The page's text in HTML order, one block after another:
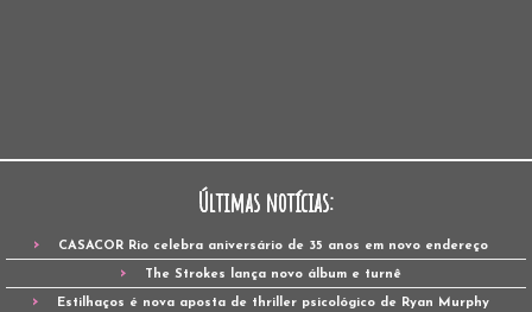
Últimas notícias:
CASACOR Rio celebra aniversário de 35 anos em novo endereço
The Strokes lança novo álbum e turnê
Estilhaços é nova aposta de thriller psicológico de Ryan Murphy